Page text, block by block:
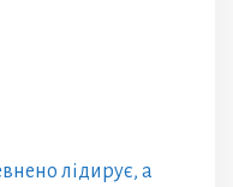
лідирує, а